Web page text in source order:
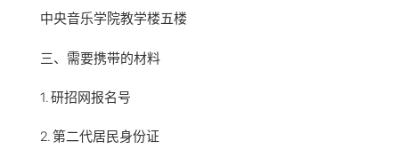
中央音乐学院教学楼五楼
三、需要携带的材料
1. 研招网报名号
2. 第二代居民身份证